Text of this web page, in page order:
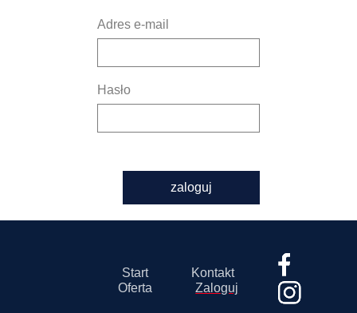
Adres e-mail
Hasło
zaloguj
Start
Kontakt
Oferta
Zaloguj